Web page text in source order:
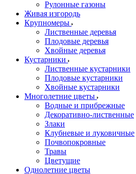
Рулонные газоны
Живая изгородь
Крупномеры
Лиственные деревья
Плодовые деревья
Хвойные деревья
Кустарники
Лиственные кустарники
Плодовые кустарники
Хвойные кустарники
Многолетние цветы
Водные и прибрежные
Декоративно-лиственные
Злаки
Клубневые и луковичные
Почвопокровные
Травы
Цветущие
Однолетние цветы